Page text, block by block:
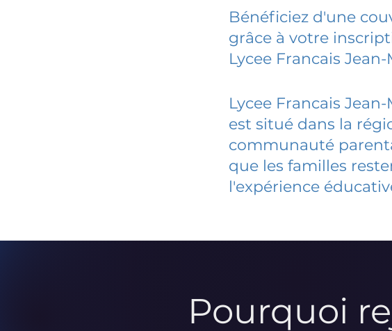
Bénéficiez d'une
grâce à votre
Lycee Francais
Lycee Francais
est situé dans la
communauté
que les familles
l'expérience
Pourquoi